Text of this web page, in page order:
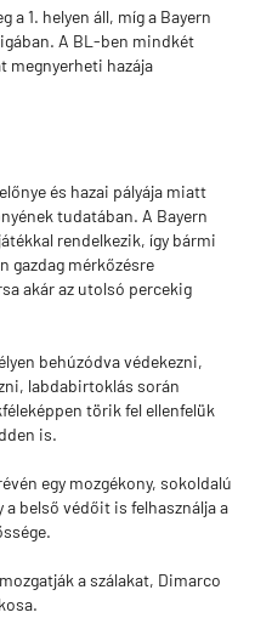
a 1. helyen áll, míg a Bayern
A BL-ben mindkét
megnyerheti hazája
és hazai pályája miatt
tudatában. A Bayern
rendelkezik, így bármi
gazdag mérkőzésre
akár az utolsó percekig
behúzódva védekezni,
labdabirtoklás során
törik fel ellenfelük
is.
egy mozgékony, sokoldalú
belső védőit is felhasználja a
a szálakat, Dimarco